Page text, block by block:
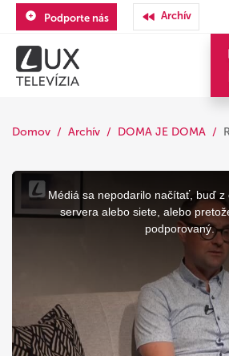
Podporte nás Archív
Domov Archív DOMA JE DOMA
This
modal
Médiá sa nepodarilo načítať, buď z
servera alebo siete, alebo
podporovaný.